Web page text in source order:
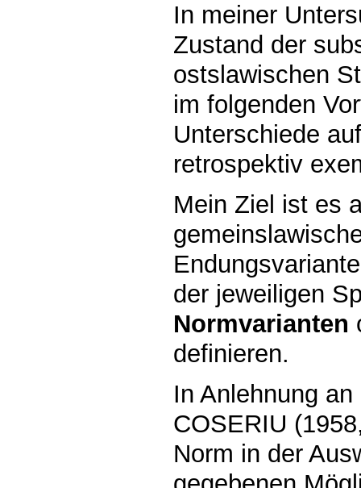
In meiner
Zustand der
ostslawischen
im folgenden
Unterschiede
retrospektiv
Mein Ziel ist es
der jeweiligen
Normvarianten
definieren.
In Anlehnung
COSERIU
Norm in der